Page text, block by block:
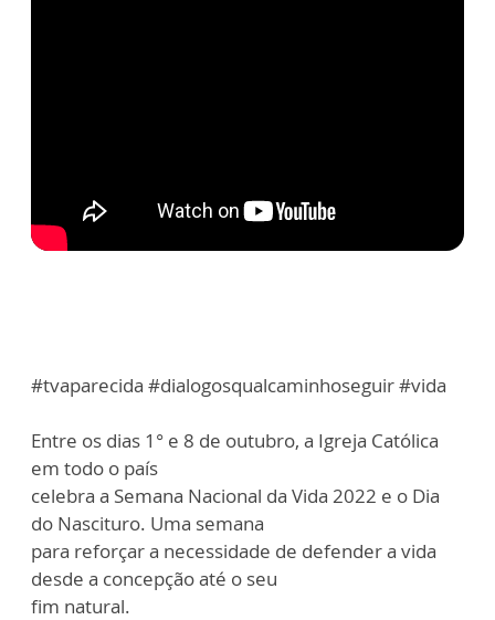
#tvaparecida #dialogosqualcaminhoseguir #vida
Entre os dias 1° e 8 de outubro, a Igreja Católica
em todo o país
celebra a Semana Nacional da Vida 2022 e o Dia
do Nascituro. Uma semana
para reforçar a necessidade de defender a vida
desde a concepção até o seu
fim natural.